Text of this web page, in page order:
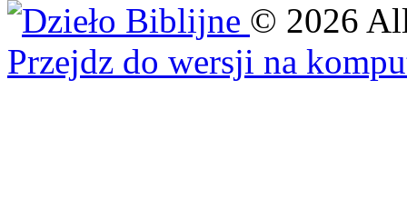
© 2026
Przejdz do wersji na